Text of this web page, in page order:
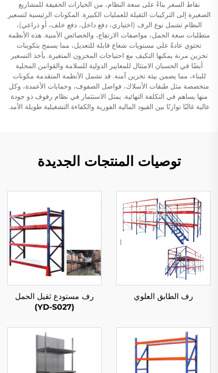
نقاط السعر بناءً على سعة النظام، من الخيارات الخفيفة للمشاريع
الصغيرة إلى التركيبات الثقيلة للعمليات الكبيرة. المكونات الرئيسية لتسعير
النظام تشمل نوع الرف (اختياري، دفع داخل، دفع خلف، أو ذراعي)،
متطلبات سعة الحمل، مواصفات الارتفاع، والخصائص الأمنية. هذه الأنظمة
تحتوي عادةً على مستويات شعاع قابلة للتعديل، مما يسمح بتكوينات
تخزين مرنة يمكنها التكيف مع احتياجات المخزون المتغيرة. يأخذ التسعير
أيضًا في الحسبان الامتثال للمعايير الدولية للسلامة والقوانين المحلية
للبناء، مما يضمن بيئة تخزين آمنة. قد تشمل الأنظمة المتقدمة مكونات
متخصصة مثل طبقات الأسلاك، فواصل الصفوف، وحمايات الأعمدة، وكل
منها يساهم في التكلفة النهائية. يمثل الاستثمار في نظام رفوف ذو جودة
عالية غالبًا توازنًا بين القيود المالية الفورية والكفاءة التشغيلية طويلة الأمد.
توصيات المنتجات الجديدة
رف الطابق العلوي
رف مستودع ثقيل الحمل
(YD-S027)